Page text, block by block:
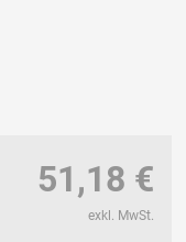
51,18 €
exkl. MwSt.